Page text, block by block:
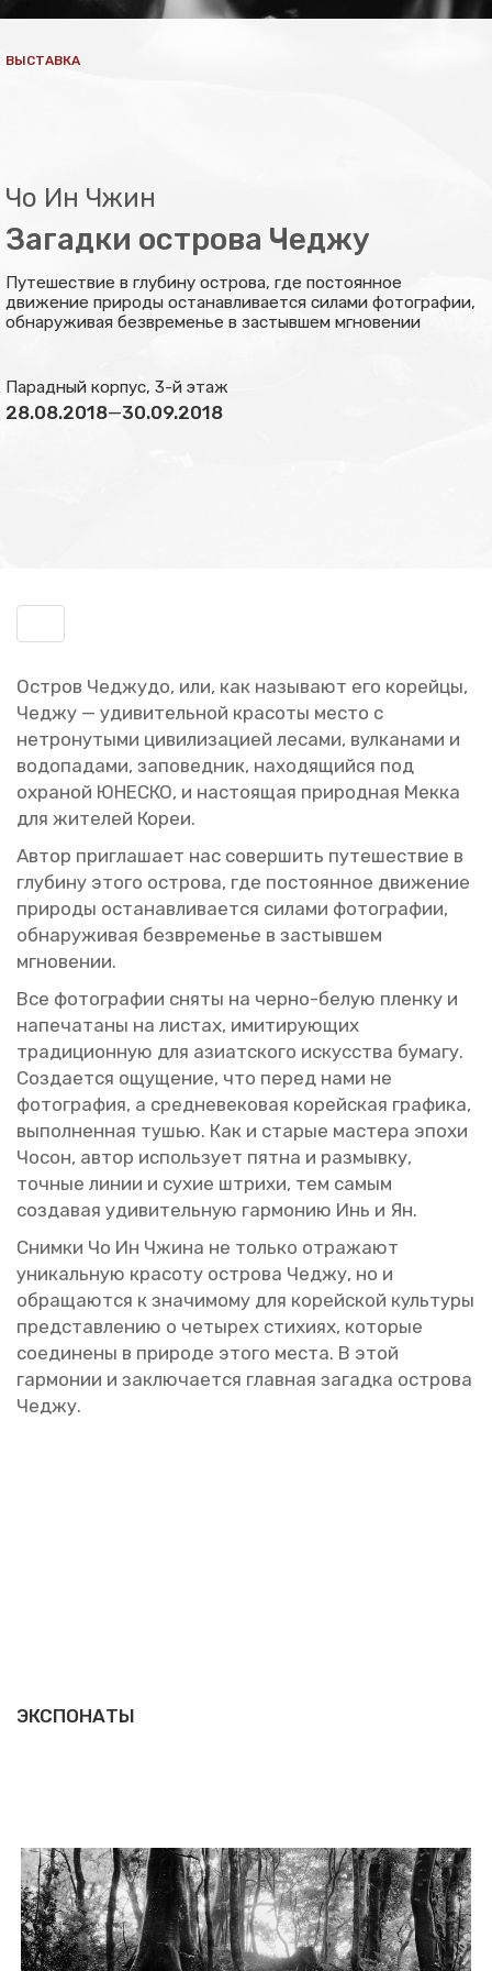
ВЫСТАВКА
Чо Ин Чжин
Загадки острова Чеджу
Путешествие в глубину острова, где постоянное
движение природы останавливается силами фотографии,
обнаруживая безвременье в застывшем мгновении
Парадный корпус, 3-й этаж
28.08.2018—30.09.2018
Ост­ров Чеджу­до, или, как на­зы­ва­ют его ко­рей­цы,
Чеджу — уди­ви­тель­ной кра­со­ты место с
нетро­ну­ты­ми ци­ви­ли­за­ци­ей ле­са­ми, вул­ка­на­ми и
во­до­па­да­ми, за­по­вед­ник, на­хо­дя­щий­ся под
охра­ной ЮНЕ­СКО, и на­сто­я­щая при­род­ная Мекка
для жи­те­лей Кореи.
Автор при­гла­ша­ет нас со­вер­шить пу­те­ше­ствие в
глу­би­ну этого ост­ро­ва, где по­сто­ян­ное дви­же­ние
при­ро­ды оста­нав­ли­ва­ет­ся си­ла­ми фо­то­гра­фии,
об­на­ру­жи­вая без­вре­ме­нье в за­стыв­шем
мгно­ве­нии.
Все фо­то­гра­фии сняты на черно-белую плен­ку и
на­пе­ча­та­ны на ли­стах, ими­ти­ру­ю­щих
тра­ди­ци­он­ную для ази­ат­ско­го ис­кус­ства бу­ма­гу.
Со­зда­ет­ся ощу­ще­ние, что перед нами не
фо­то­гра­фия, а сред­не­ве­ко­вая ко­рей­ская гра­фи­ка,
вы­пол­нен­ная тушью. Как и ста­рые ма­сте­ра эпохи
Чосон, автор ис­поль­зу­ет пятна и раз­мыв­ку,
точ­ные линии и сухие штри­хи, тем самым
со­зда­вая уди­ви­тель­ную гар­мо­нию Инь и Ян.
Сним­ки Чо Ин Чжина не толь­ко от­ра­жа­ют
уни­каль­ную кра­со­ту ост­ро­ва Чеджу, но и
об­ра­ща­ют­ся к зна­чи­мо­му для ко­рей­ской куль­ту­ры
пред­став­ле­нию о че­ты­рех сти­хи­ях, ко­то­рые
со­еди­не­ны в при­ро­де этого места. В этой
гар­мо­нии и за­клю­ча­ет­ся глав­ная за­гад­ка ост­ро­ва
Чеджу.
ЭКСПОНАТЫ